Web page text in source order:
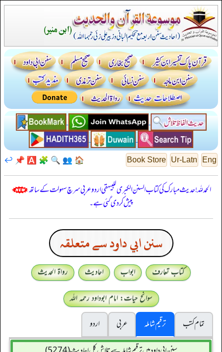
Eng
Ur-Latn
Book Store
🏠
👥
🔍
🧩
🅰️
📌
↩️
الحمدللہ! حدیث مبارک کی کتاب السنن الكبرى للبيهقي اردو عربی سرچ سہولت کے ساتھ
پیش کر دی گئی ہے۔
سنن ابي داود سے متعلقہ
کتاب تعارف ابواب احادیث
رواۃ الحدیث
سوانح حیات: امام ابوداود رحمہ اللہ
تمام کتب
ترقیم شاملہ عربی
اردو